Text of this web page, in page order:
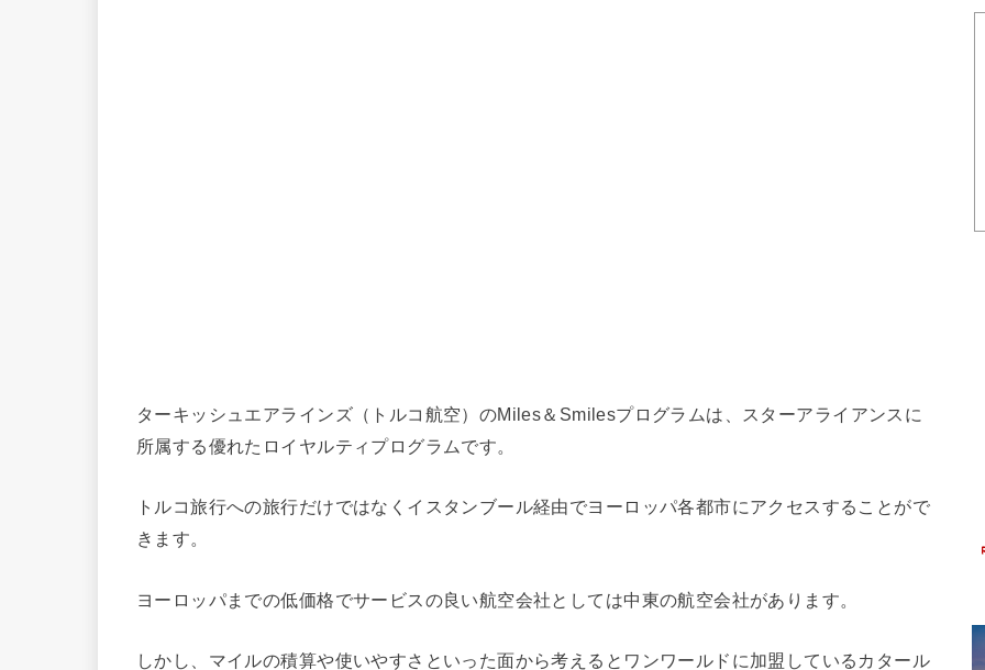
ターキッシュエアラインズ（トルコ航空）のMiles＆Smilesプログラムは、スターアライアンスに
所属する優れたロイヤルティプログラムです。
トルコ旅行への旅行だけではなくイスタンブール経由でヨーロッパ各都市にアクセスすることがで
きます。
ヨーロッパまでの低価格でサービスの良い航空会社としては中東の航空会社があります。
しかし、マイルの積算や使いやすさといった面から考えるとワンワールドに加盟しているカタール